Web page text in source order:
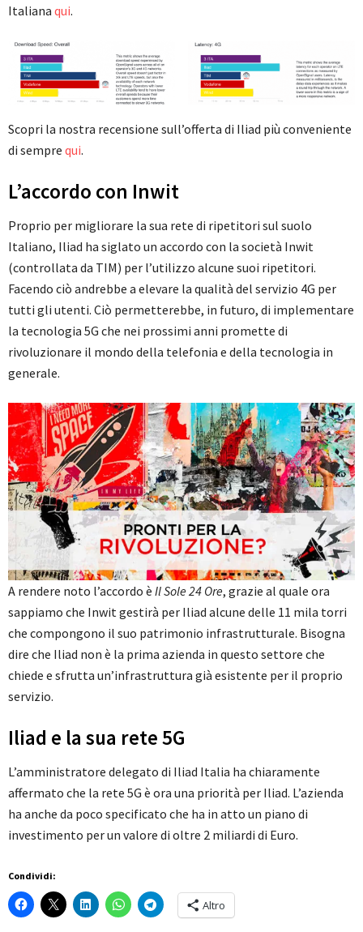
Italiana qui.
Scopri la nostra recensione sull’offerta di Iliad più conveniente
di sempre qui.
L’accordo con Inwit
Proprio per migliorare la sua rete di ripetitori sul suolo
Italiano, Iliad ha siglato un accordo con la società Inwit
(controllata da TIM) per l’utilizzo alcune suoi ripetitori.
Facendo ciò andrebbe a elevare la qualità del servizio 4G per
tutti gli utenti. Ciò permetterebbe, in futuro, di implementare
la tecnologia 5G che nei prossimi anni promette di
rivoluzionare il mondo della telefonia e della tecnologia in
generale.
A rendere noto l’accordo è Il Sole 24 Ore, grazie al quale ora
sappiamo che Inwit gestirà per Iliad alcune delle 11 mila torri
che compongono il suo patrimonio infrastrutturale. Bisogna
dire che Iliad non è la prima azienda in questo settore che
chiede e sfrutta un’infrastruttura già esistente per il proprio
servizio.
Iliad e la sua rete 5G
L’amministratore delegato di Iliad Italia ha chiaramente
affermato che la rete 5G è ora una priorità per Iliad. L’azienda
ha anche da poco specificato che ha in atto un piano di
investimento per un valore di oltre 2 miliardi di Euro.
Condividi:
Altro